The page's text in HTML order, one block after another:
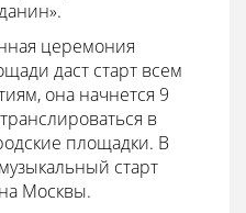
церемония
даст старт всем
она начнется 9
в
площадки. В
старт
Москвы.